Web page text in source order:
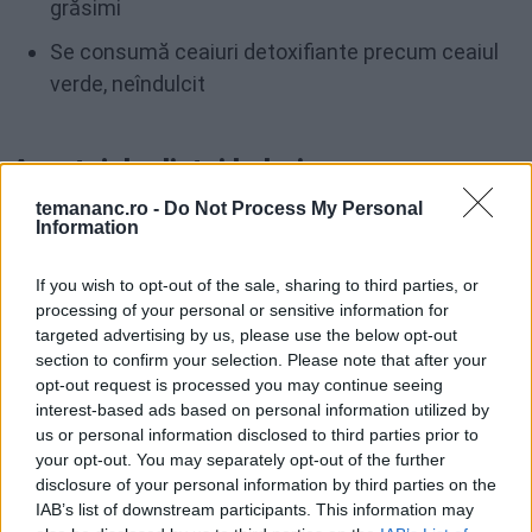
temananc.ro - Do Not Process My Personal
Information
If you wish to opt-out of the sale, sharing to third parties, or
processing of your personal or sensitive information for
targeted advertising by us, please use the below opt-out
section to confirm your selection. Please note that after your
opt-out request is processed you may continue seeing
interest-based ads based on personal information utilized by
us or personal information disclosed to third parties prior to
your opt-out. You may separately opt-out of the further
disclosure of your personal information by third parties on the
IAB’s list of downstream participants. This information may
grăsimi
Se consumă ceaiuri detoxifiante precum ceaiul
verde, neîndulcit
Avantajele dietei balerina
Printre puținele avantaje ale dietei Balerina se
regim atât de restrictiv este recomandat doar pentru
o săptămână îl poate face ușor de ținut.
Totodată, datorită duratei scurte, regimul nu pune
probleme deosebite pentru sănătate. Lipsa
preparatelor complicate sau alimentelor scumpe
poate fi un alt avantaj al acestei diete.